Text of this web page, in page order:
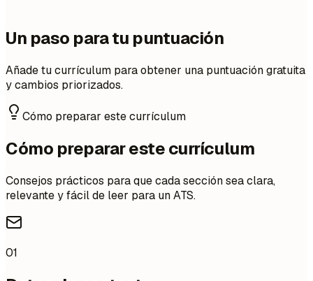
Un paso para tu puntuación
Añade tu currículum para obtener una puntuación gratuita
y cambios priorizados.
Cómo preparar este currículum
Cómo preparar este currículum
Consejos prácticos para que cada sección sea clara,
relevante y fácil de leer para un ATS.
01